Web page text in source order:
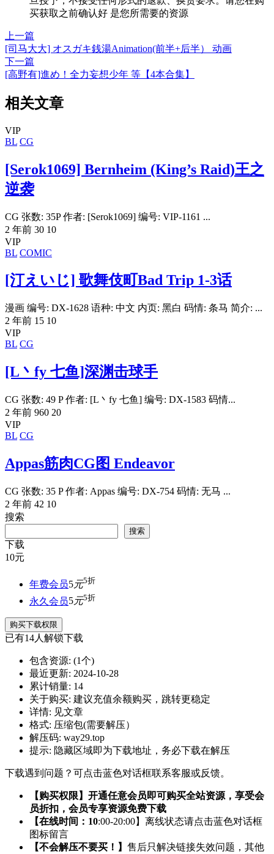
买获取之前确认好 是您所需要的资源
上一篇
[司马大大] オスガキ銭湯Animation(前半+后半） 动画
下一篇
[高野有]進め！全力妄想少年 等【4本合集】
相关文章
VIP
BL CG
[Serok1069] Bernheim (King’s Raid)王之
逆袭
CG 张数: 35P 作者: [Serok1069] 编号: VIP-1161 ...
2 年前 30 10
VIP
BL COMIC
[汀えいじ] 歌舞伎町Bad Trip 1-3话
漫画 编号: DX-1628 语种: 中文 内页: 黑白 码情: 条马 简介: ...
2 年前 15 10
VIP
BL CG
[L丶fy 七鱼]深渊击球手
CG 张数: 49 P 作者: [L丶fy 七鱼] 编号: DX-1583 码情...
2 年前 960 20
VIP
BL CG
Appas筋肉CG图 Endeavor
CG 张数: 35 P 作者: Appas 编号: DX-754 码情: 无马 ...
2 年前 42 10
搜索
搜索
下载
10元
年费会员5元5折
永久会员5元5折
购买下载权限
已有14人解锁下载
包含资源: (1个)
最近更新: 2024-10-28
累计销量: 14
关于购买: 建议充值余额购买，跳转更稳定
详情: 见文章
格式: 压缩包(需要解压）
解压码: way29.top
提示: 隐藏区域即为下载地址，务必下载在解压
下载遇到问题？可点击蓝色对话框联系客服或反馈。
【购买权限】开通任意会员即可购买全站资源，享受会
员折扣，会员专享资源免费下载
【在线时间：10:00-20:00】离线状态请点击蓝色对话框
图标留言
【不会解压不要买！】 售后只解决链接失效问题，其他